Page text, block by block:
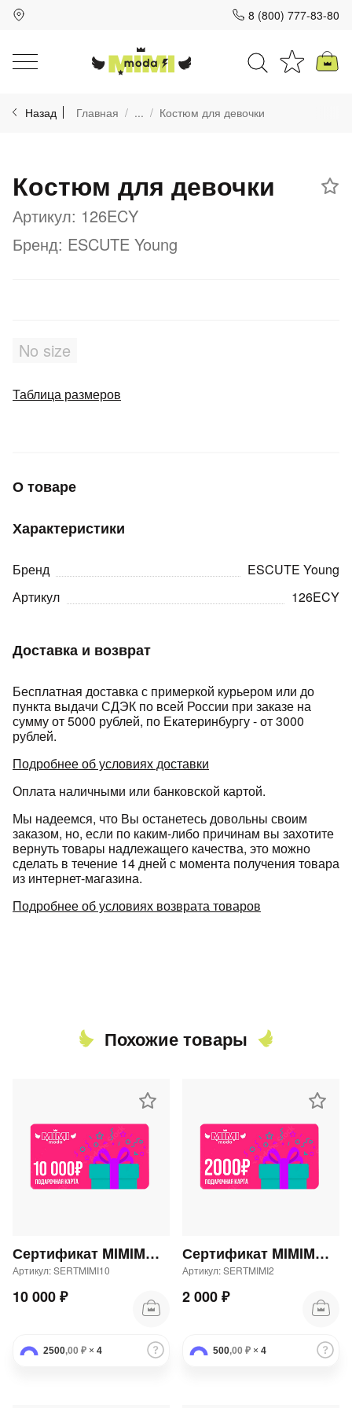
8 (800) 777-83-80
Назад Главная ... Костюм для девочки
Костюм для девочки
Артикул: 126ECY
Бренд: ESCUTE Young
No size
Таблица размеров
Доставка и возврат
Бесплатная доставка с примеркой курьером или до
пункта выдачи СДЭК по всей России при заказе на
сумму от 5000 рублей, по Екатеринбургу - от 3000
рублей.
Подробнее об условиях доставки
Оплата наличными или банковской картой.
Мы надеемся, что Вы останетесь довольны своим
заказом, но, если по каким-либо причинам вы захотите
вернуть товары надлежащего качества, это можно
сделать в течение 14 дней с момента получения товара
из интернет-магазина.
Подробнее об условиях возврата товаров
О товаре
Характеристики
Бренд
ESCUTE Young
Артикул
126ECY
Похожие товары
Сертификат MIMIMODA 10000 р.
Артикул: SERTMIMI10
10 000 ₽
2500,00 ₽ × 4
Сертификат MIMIMODA 2000 р.
Артикул: SERTMIMI2
2 000 ₽
500,00 ₽ × 4
Для клиентов всех банков
Разбейте
без переплат
График платежей
в корзину
Получайте товар
Оставшиеся
Подробнее
об оплате Плайтом
раз в 2
недели
раз в 2 недели
8 800 302-02-51
plait.ru